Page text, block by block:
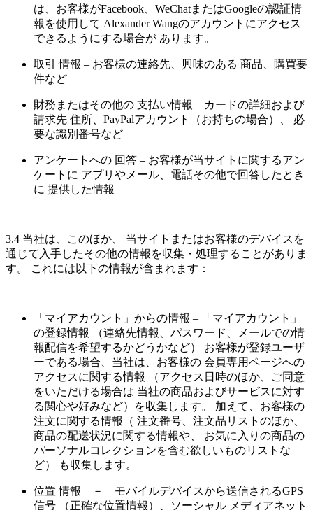
は、お客様がFacebook、WeChatまたはGoogleの認証情
報を使用して Alexander Wangのアカウントにアクセス
できるようにする場合が あります。
取引 情報 – お客様の連絡先、興味のある 商品、購買要
件など
財務またはその他の 支払い情報 – カードの詳細および
請求先 住所、PayPalアカウント（お持ちの場合）、 必
要な識別番号など
アンケートへの 回答 – お客様が当サイトに関するアン
ケートに アプリやメール、電話その他で回答したとき
に 提供した情報
3.4 当社は、このほか、 当サイトまたはお客様のデバイスを
通じて入手したその他の情報を収集・処理することがありま
す。 これには以下の情報が含まれます：
「マイアカウント」からの情報 – 「マイアカウント」
の登録情報 （連絡先情報、パスワード、メールでの情
報配信を希望するかどうかなど） お客様が登録ユーザ
ーである場合、当社は、お客様の 会員専用ページへの
アクセスに関する情報 （アクセス日時のほか、ご同意
をいただける場合は 当社の商品およびサービスに対す
る関心や好みなど）を収集します。 加えて、お客様の
注文に関する情報（ 注文番号、注文品リストのほか、
商品の配送状況に関する情報や、 お気に入りの商品の
パーソナルコレクションを含む欲しいものリストな
ど） も収集します。
位置 情報 － モバイルデバイスから送信されるGPS
信号 （正確な位置情報）、ソーシャル メディアネット